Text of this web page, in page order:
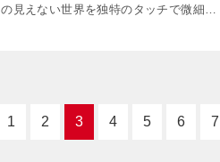
の見えない世界を独特のタッチで微細に
1 2 3 4 5 6 7